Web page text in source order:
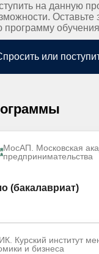
на данную
Оставьте
программу обучения
или
МосАП. Московская
предпринимательства
(бакалавриат)
Курский институт
и бизнеса